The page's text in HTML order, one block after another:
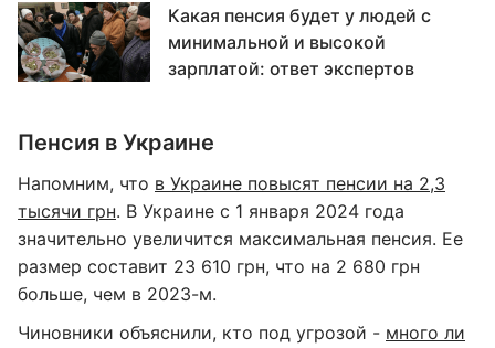
Какая пенсия будет у людей с
минимальной и высокой
зарплатой: ответ экспертов
Пенсия в Украине
Напомним, что в Украине повысят пенсии на 2,3
тысячи грн. В Украине с 1 января 2024 года
значительно увеличится максимальная пенсия. Ее
размер составит 23 610 грн, что на 2 680 грн
больше, чем в 2023-м.
Чиновники объяснили, кто под угрозой - много ли